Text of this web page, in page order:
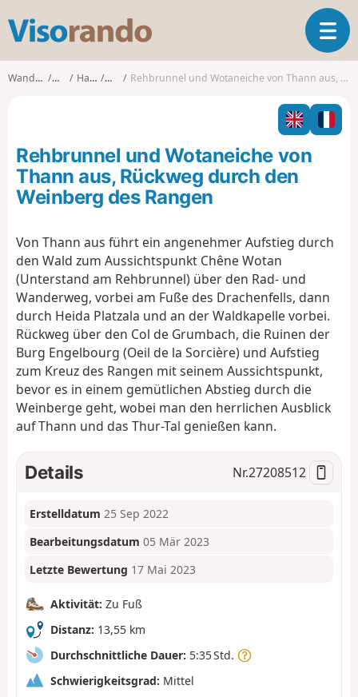
s
o
o
T
o
l
n
t
Wanderungen ElsassHaut-Rhin ThannRehbrunnel und Wotaneiche von Thann aus, Rückweg durch den Weinberg des Rangen
Rehbrunnel und Wotaneiche von
Thann aus, Rückweg durch den
Weinberg des Rangen
Von Thann aus führt ein angenehmer Aufstieg durch
den Wald zum Aussichtspunkt Chêne Wotan
(Unterstand am Rehbrunnel) über den Rad- und
Wanderweg, vorbei am Fuße des Drachenfells, dann
durch Heida Platzala und an der Waldkapelle vorbei.
Rückweg über den Col de Grumbach, die Ruinen der
Burg Engelbourg (Oeil de la Sorcière) und Aufstieg
zum Kreuz des Rangen mit seinem Aussichtspunkt,
bevor es in einem gemütlichen Abstieg durch die
Weinberge geht, wobei man den herrlichen Ausblick
auf Thann und das Thur-Tal genießen kann.
Details Nr.27208512
Erstelldatum 25 Sep 2022
Bearbeitungsdatum 05 Mär 2023
Letzte Bewertung 17 Mai 2023
Aktivität: Zu Fuß
Distanz: 13,55 km
Durchschnittliche Dauer: 5:35 Std.
Schwierigkeitsgrad: Mittel